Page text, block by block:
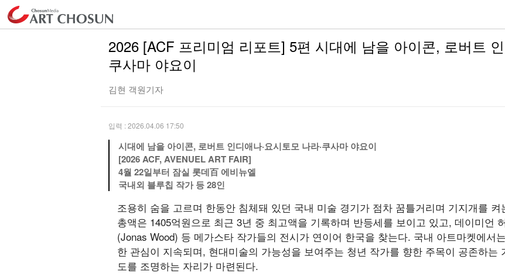
2026 [ACF 프리미엄 리포트] 5편 시대에 남을 아이콘, 로버트
쿠사마 야요이
김현 객원기자
입력 : 2026.04.06 17:50
시대에 남을 아이콘, 로버트 인디애나·요시토모 나라·쿠사마 야요이
[2026 ACF, AVENUEL ART FAIR]
4월 22일부터 잠실 롯데百 에비뉴엘
국내외 블루칩 작가 등 28인
조용히 숨을 고르며 한동안 침체돼 있던 국내 미술 경기가 점차 꿈틀거리며 기지개를
총액은 1405억원으로 최근 3년 중 최고액을 기록하며 반등세를 보이고 있고, 데이미언
(Jonas Wood) 등 메가스타 작가들의 전시가 연이어 한국을 찾는다. 국내 아트마켓에서
한 관심이 지속되며, 현대미술의 가능성을 보여주는 청년 작가를 향한 주목이 공존하는
도를 조명하는 자리가 마련된다.